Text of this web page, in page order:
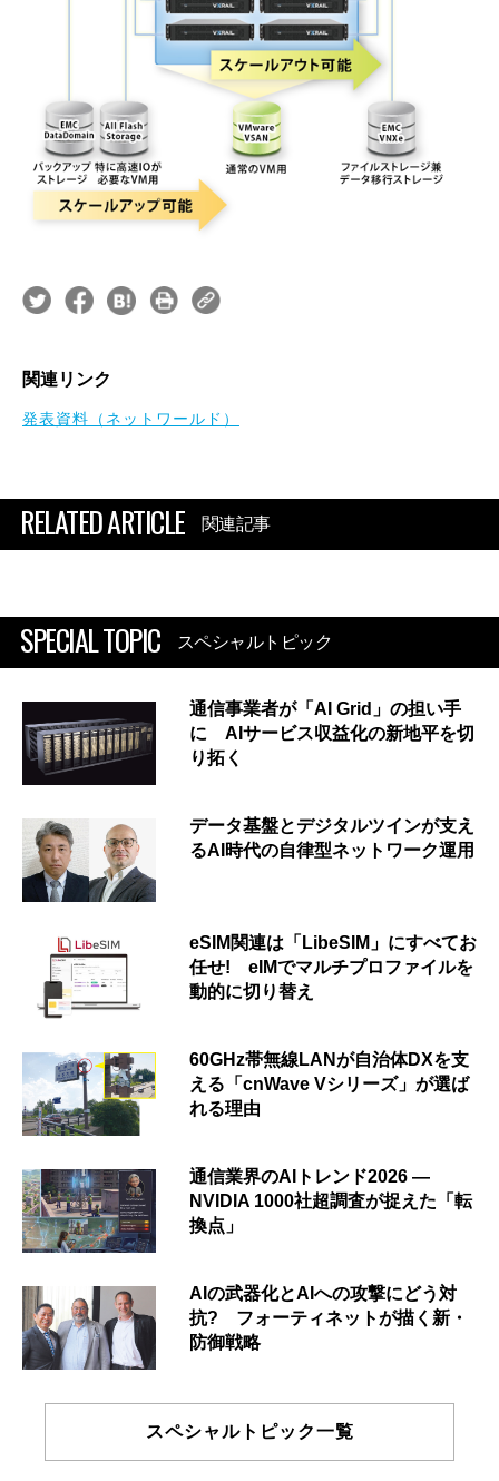
関連リンク
発表資料（ネットワールド）
RELATED ARTICLE 関連記事
SPECIAL TOPIC スペシャルトピック
通信事業者が「AI Grid」の担い手
に AIサービス収益化の新地平を切
り拓く
データ基盤とデジタルツインが支え
るAI時代の自律型ネットワーク運用
eSIM関連は「LibeSIM」にすべてお
任せ! eIMでマルチプロファイルを
動的に切り替え
60GHz帯無線LANが自治体DXを支
える「cnWave Vシリーズ」が選ば
れる理由
通信業界のAIトレンド2026 ―
NVIDIA 1000社超調査が捉えた「転
換点」
AIの武器化とAIへの攻撃にどう対
抗? フォーティネットが描く新・
防御戦略
スペシャルトピック一覧